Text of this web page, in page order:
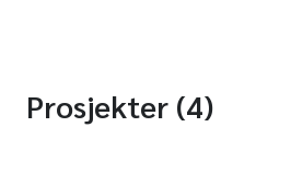
Prosjekter (4)